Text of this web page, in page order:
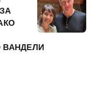
ВАНДЕЛИ